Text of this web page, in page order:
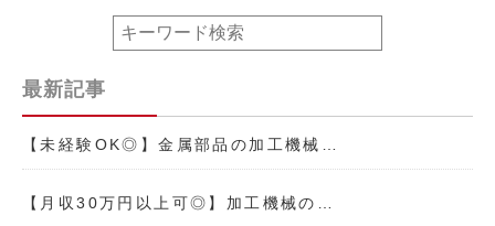
最新記事
【未経験OK◎】金属部品の加工機械…
【月収30万円以上可◎】加工機械の…